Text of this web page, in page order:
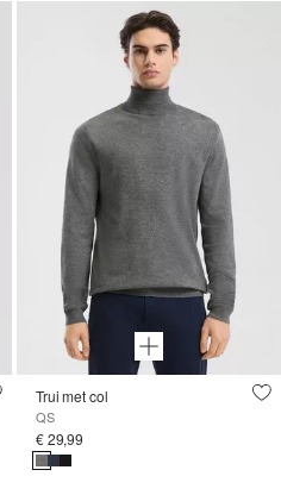
Trui met col
QS
€ 29,99